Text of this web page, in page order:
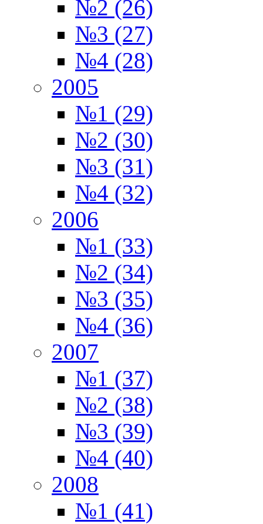
№2 (26)
№3 (27)
№4 (28)
2005
№1 (29)
№2 (30)
№3 (31)
№4 (32)
2006
№1 (33)
№2 (34)
№3 (35)
№4 (36)
2007
№1 (37)
№2 (38)
№3 (39)
№4 (40)
2008
№1 (41)